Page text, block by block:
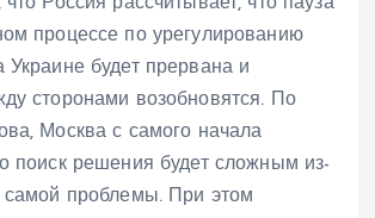
Россия рассчитывает, что пауза
процессе по урегулированию
Украине будет прервана и
сторонами возобновятся. По
Москва с самого начала
поиск решения будет сложным из-
самой проблемы. При этом